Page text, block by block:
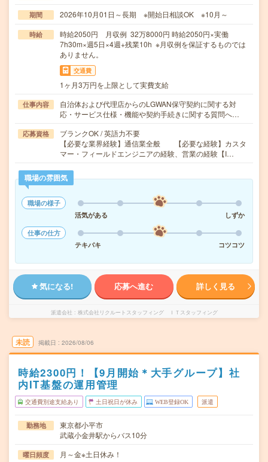
期間 2026年10月01日～長期 ※開始日相談OK ※10月～
時給
時給2050円 月収例 32万8000円 時給2050円×実働
7h30m×週5日×4週+残業10h ※月収例を保証するものでは
ありません。
交通費
1ヶ月3万円を上限として実費支給
仕事内容
自治体および代理店からのLGWAN保守契約に関する対
応・サービス仕様・機能や契約手続きに関する質問へ…
応募資格
ブランクOK / 英語力不要
【必要な業界経験】通信業全般 【必要な経験】カスタ
マー・フィールドエンジニアの経験、営業の経験【I…
職場の雰囲気
職場の様子
活気がある
しずか
仕事の仕方
テキパキ
コツコツ
気になる! 応募へ進む 詳しく見る
派遣会社 株式会社リクルートスタッフィング ＩＴスタッフィング
未読 掲載日 2026/08/06
時給2300円！【9月開始＊大手グループ】社
内IT基盤の運用管理
交通費別途支給あり 土日祝日が休み WEB登録OK 派遣
勤務地
東京都小平市
武蔵小金井駅からバス10分
曜日頻度 月～金※土日休み！